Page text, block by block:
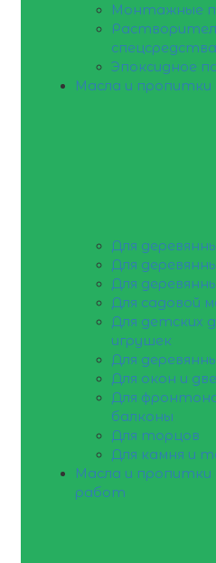
Монтажные
спецсредства
Эпоксидное
Масла и
Для
Для
Для
Для садовой
Для детских
игрушек
Для
Для окон и
Для
балконы
Для торцов
Для камня и
Масла и пропитки
работ